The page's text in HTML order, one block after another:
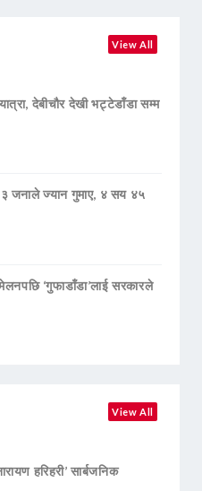
View All
देबीचौर देखी भट्टेडाँडा सम्म
जनाले ज्यान गुमाए, ४ सय ४५
‘गुफाडाँडा’लाई सरकारले
View All
हरिहरी’ सार्बजनिक